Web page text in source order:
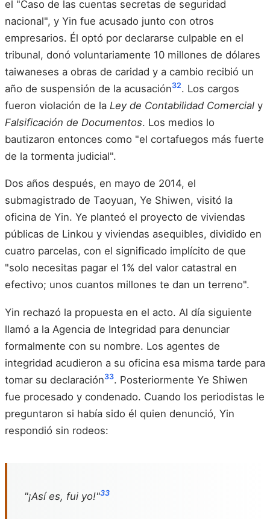
el "Caso de las cuentas secretas de seguridad
nacional", y Yin fue acusado junto con otros
empresarios. Él optó por declararse culpable en el
tribunal, donó voluntariamente 10 millones de dólares
taiwaneses a obras de caridad y a cambio recibió un
año de suspensión de la acusación32. Los cargos
fueron violación de la Ley de Contabilidad Comercial y
Falsificación de Documentos. Los medios lo
bautizaron entonces como "el cortafuegos más fuerte
de la tormenta judicial".
Dos años después, en mayo de 2014, el
submagistrado de Taoyuan, Ye Shiwen, visitó la
oficina de Yin. Ye planteó el proyecto de viviendas
públicas de Linkou y viviendas asequibles, dividido en
cuatro parcelas, con el significado implícito de que
"solo necesitas pagar el 1% del valor catastral en
efectivo; unos cuantos millones te dan un terreno".
Yin rechazó la propuesta en el acto. Al día siguiente
llamó a la Agencia de Integridad para denunciar
formalmente con su nombre. Los agentes de
integridad acudieron a su oficina esa misma tarde para
tomar su declaración33. Posteriormente Ye Shiwen
fue procesado y condenado. Cuando los periodistas le
preguntaron si había sido él quien denunció, Yin
respondió sin rodeos:
"¡Así es, fui yo!"33